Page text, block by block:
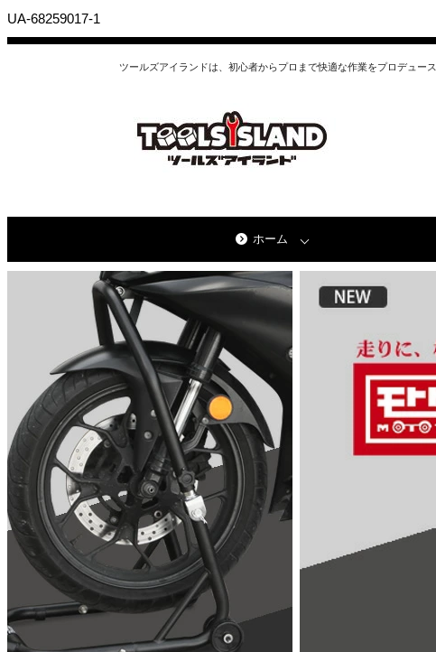
UA-68259017-1
ツールズアイランドは、初心者からプロまで快適な作業をプロデュース
ホーム